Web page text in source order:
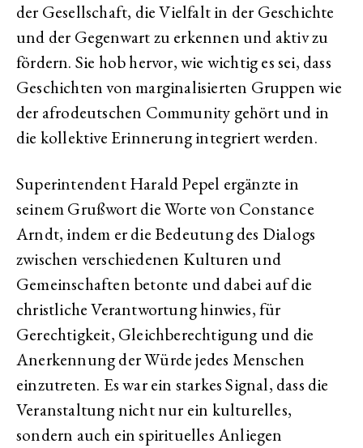
der Gesellschaft, die Vielfalt in der Geschichte
und der Gegenwart zu erkennen und aktiv zu
fördern. Sie hob hervor, wie wichtig es sei, dass
Geschichten von marginalisierten Gruppen wie
der afrodeutschen Community gehört und in
die kollektive Erinnerung integriert werden.
Superintendent Harald Pepel ergänzte in
seinem Grußwort die Worte von Constance
Arndt, indem er die Bedeutung des Dialogs
zwischen verschiedenen Kulturen und
Gemeinschaften betonte und dabei auf die
christliche Verantwortung hinwies, für
Gerechtigkeit, Gleichberechtigung und die
Anerkennung der Würde jedes Menschen
einzutreten. Es war ein starkes Signal, dass die
Veranstaltung nicht nur ein kulturelles,
sondern auch ein spirituelles Anliegen